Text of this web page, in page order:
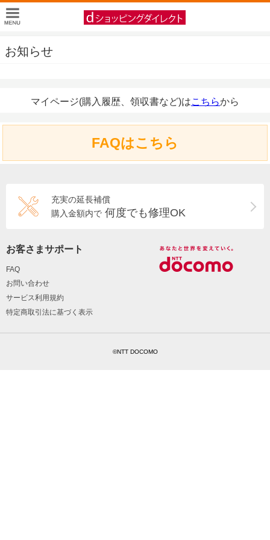
お知らせ
マイページ(購入履歴、領収書など)はこちらから
FAQはこちら
充実の延長補償
購入金額内で 何度でも修理OK
お客さまサポート
FAQ
お問い合わせ
サービス利用規約
特定商取引法に基づく表示
©NTT DOCOMO